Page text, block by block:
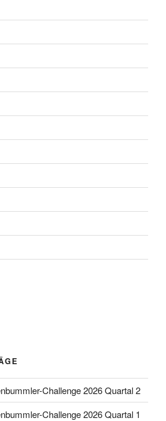
Challenge 2026 Quartal 2
Challenge 2026 Quartal 1